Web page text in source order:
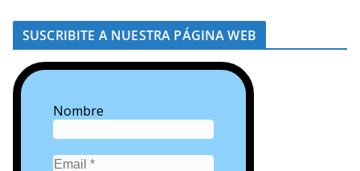
SUSCRIBITE A NUESTRA PÁGINA WEB
Nombre